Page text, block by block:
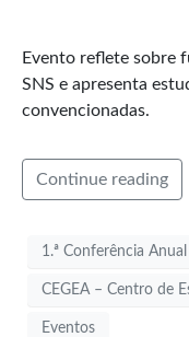
Evento reflete sobre
SNS e apresenta
convencionadas.
Continue reading
1.ª Conferência Anual
CEGEA – Centro de
Eventos